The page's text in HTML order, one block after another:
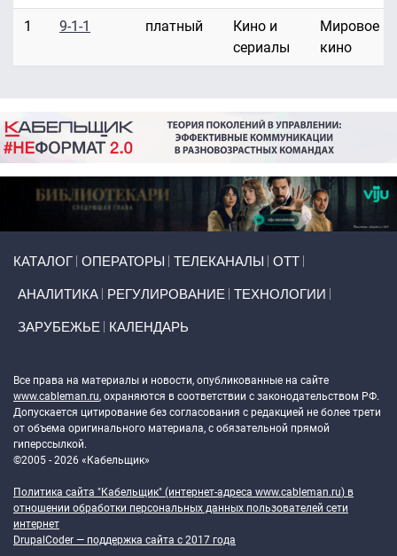
1 9-1-1 платный
Кино и
сериалы
Мировое
кино
КАТАЛОГ ОПЕРАТОРЫ ТЕЛЕКАНАЛЫ ОТТ
АНАЛИТИКА РЕГУЛИРОВАНИЕ ТЕХНОЛОГИИ
ЗАРУБЕЖЬЕ КАЛЕНДАРЬ
Все права на материалы и новости, опубликованные на сайте
www.cableman.ru, охраняются в соответствии с законодательством РФ.
Допускается цитирование без согласования с редакцией не более трети
от объема оригинального материала, с обязательной прямой
гиперссылкой.
©2005 - 2026 «Кабельщик»
Политика сайта "Кабельщик" (интернет-адреса www.cableman.ru) в
отношении обработки персональных данных пользователей сети
интернет
DrupalCoder — поддержка сайта c 2017 года